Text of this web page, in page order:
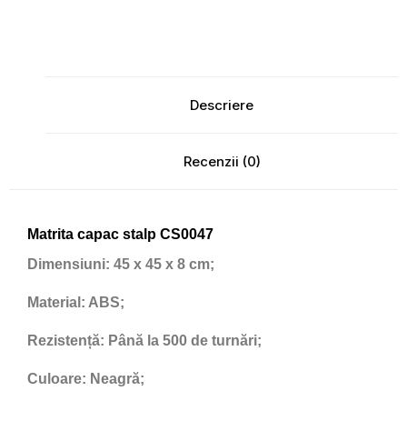
Descriere
Recenzii (0)
Matrita capac stalp CS0047
Dimensiuni: 45 x 45 x 8 cm;
Material: ABS;
Rezistență: Până la 500 de turnări;
Culoare: Neagră;